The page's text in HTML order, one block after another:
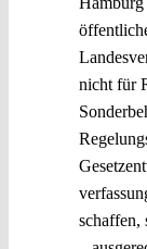
nicht für
schaffen,